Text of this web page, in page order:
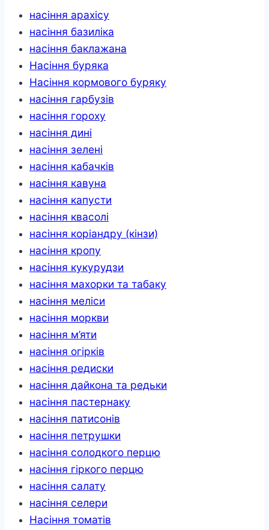
насіння арахісу
насіння базиліка
насіння баклажана
Насіння буряка
Насіння кормового буряку
насіння гарбузів
насіння гороху
насіння дині
насіння зелені
насіння кабачків
насіння кавуна
насіння капусти
насіння квасолі
насіння коріандру (кінзи)
насіння кропу
насіння кукурудзи
насіння махорки та табаку
насіння меліси
насіння моркви
насіння м’яти
насіння огірків
насіння редиски
насіння дайкона та редьки
насіння пастернаку
насіння патисонів
насіння петрушки
насіння солодкого перцю
насіння гіркого перцю
насіння салату
насіння селери
Насіння томатів